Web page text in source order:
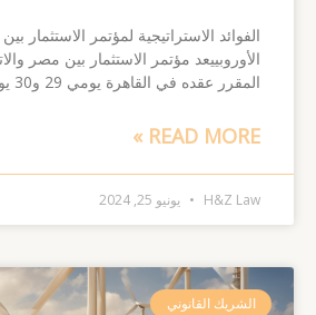
الفوائد الاستراتيجية لمؤتمر الاستثمار
الأوروبييعد مؤتمر الاستثمار بين مصر
المقرر عقده في القاهرة يومي 29 و30 يونيو، خطوة هامة في
READ MORE »
H&Z Law يونيو 25, 2024
الشريك القانوني